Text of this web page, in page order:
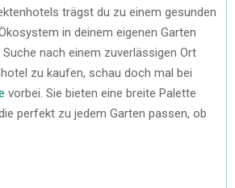
trägst du zu einem gesunden
in deinem eigenen Garten
nach einem zuverlässigen Ort
zu kaufen, schau doch mal bei
vorbei. Sie bieten eine breite Palette
perfekt zu jedem Garten passen, ob